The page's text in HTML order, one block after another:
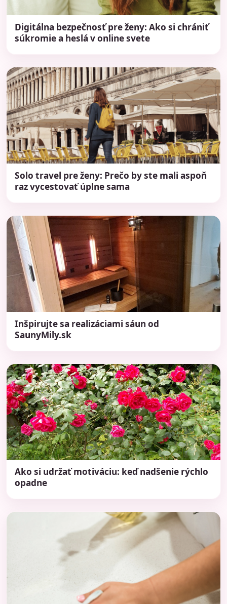
Digitálna bezpečnosť pre ženy: Ako si chrániť
súkromie a heslá v online svete
Solo travel pre ženy: Prečo by ste mali aspoň
raz vycestovať úplne sama
Inšpirujte sa realizáciami sáun od
SaunyMily.sk
Ako si udržať motiváciu: keď nadšenie rýchlo
opadne